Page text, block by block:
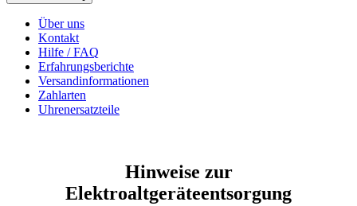
Über uns
Kontakt
Hilfe / FAQ
Erfahrungsberichte
Versandinformationen
Zahlarten
Uhrenersatzteile
Hinweise zur
Elektroaltgeräteentsorgung